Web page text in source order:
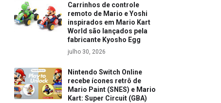
Carrinhos de controle
remoto de Mario e Yoshi
inspirados em Mario Kart
World são lançados pela
fabricante Kyosho Egg
julho 30, 2026
Nintendo Switch Online
recebe ícones retrô de
Mario Paint (SNES) e Mario
Kart: Super Circuit (GBA)